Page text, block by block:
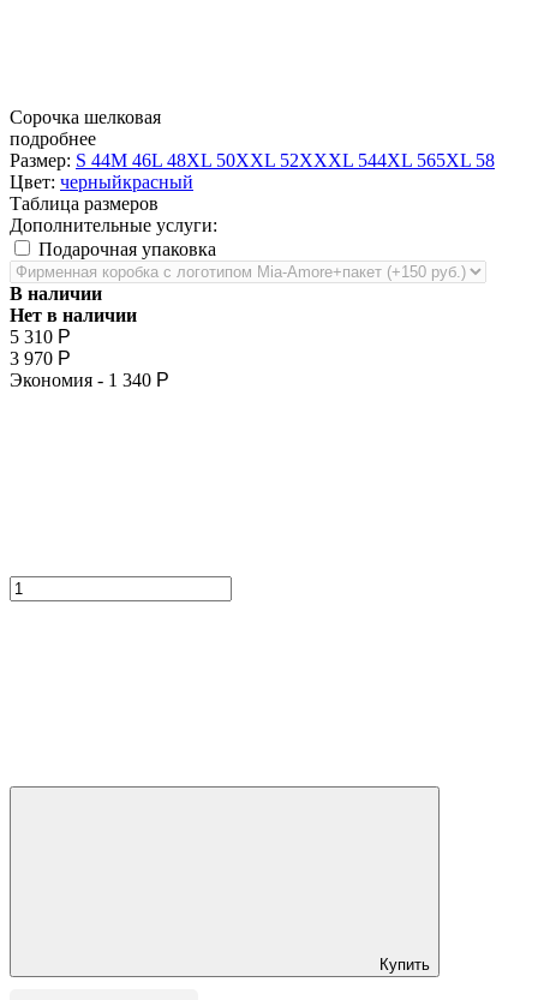
Сорочка шелковая
подробнее
Размер: S 44M 46L 48XL 50XXL 52XXXL 544XL 565XL 58
Цвет: черныйкрасный
Таблица размеров
Дополнительные услуги:
Подарочная упаковка
В наличии
Нет в наличии
5 310 Р
3 970 Р
Экономия - 1 340 Р
Купить